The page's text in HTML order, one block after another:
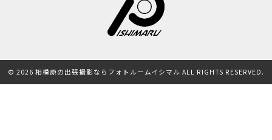
© 2026 相模原の出張撮影ならフォトルームイシマル ALL RIGHTS RESERVED.